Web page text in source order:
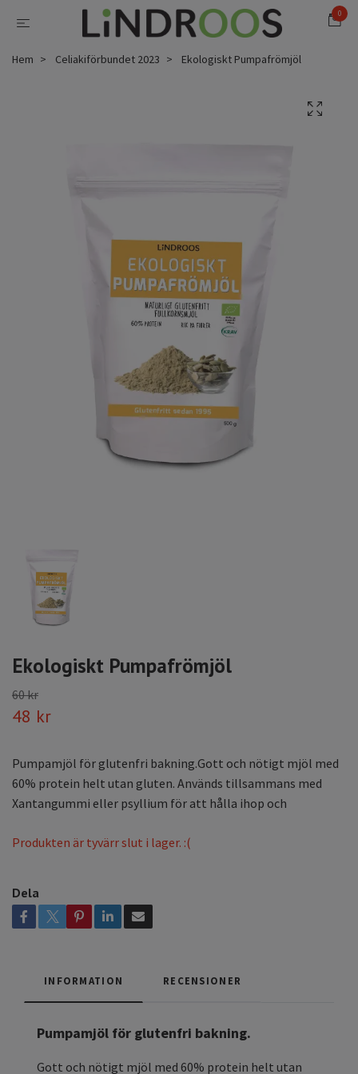
0
Hem Celiakiförbundet 2023 Ekologiskt Pumpafrömjöl
Ekologiskt Pumpafrömjöl
60 kr
48 kr
Pumpamjöl för glutenfri bakning.Gott och nötigt mjöl med
60% protein helt utan gluten. Används tillsammans med
Xantangummi eller psyllium för att hålla ihop och
Produkten är tyvärr slut i lager. :(
Dela
INFORMATION RECENSIONER
Pumpamjöl för glutenfri bakning.
Gott och nötigt mjöl med 60% protein helt utan